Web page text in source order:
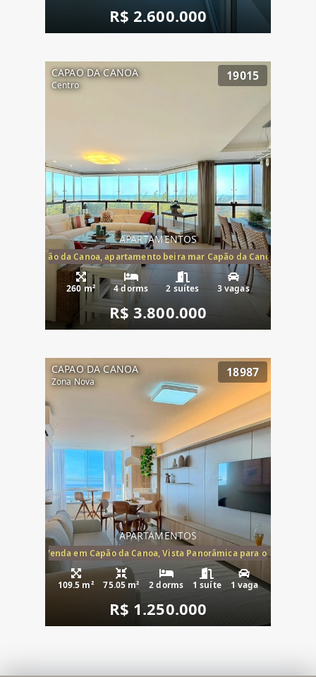
R$ 2.600.000
CAPAO DA CANOA
Centro
19015
APARTAMENTOS
mar Capão da Canoa, apartamento beira mar Capão da Canoa,
260 m² 4 dorms 2 suítes 3 vagas
R$ 3.800.000
CAPAO DA CANOA
Zona Nova
18987
APARTAMENTOS
Mar à Venda em Capão da Canoa, Vista Panorâmica para o Mar, 2
109.5 m² 75.05 m² 2 dorms 1 suíte 1 vaga
R$ 1.250.000